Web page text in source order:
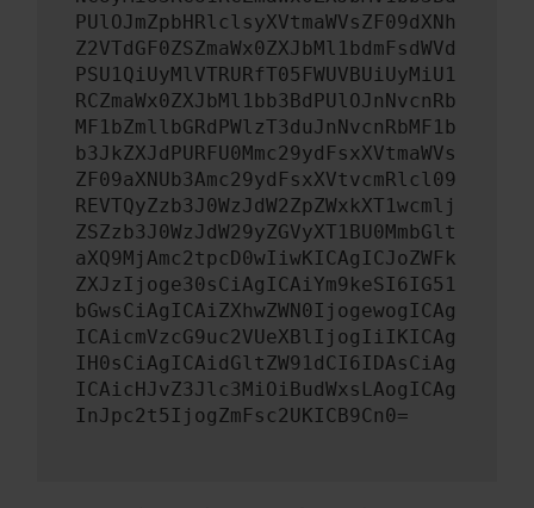
PUlOJmZpbHRlclsyXVtmaWVsZF09dXNh
Z2VTdGF0ZSZmaWx0ZXJbMl1bdmFsdWVd
PSU1QiUyMlVTRURfT05FWUVBUiUyMiU1
RCZmaWx0ZXJbMl1bb3BdPUlOJnNvcnRb
MF1bZmllbGRdPWlzT3duJnNvcnRbMF1b
b3JkZXJdPURFU0Mmc29ydFsxXVtmaWVs
ZF09aXNUb3Amc29ydFsxXVtvcmRlcl09
REVTQyZzb3J0WzJdW2ZpZWxkXT1wcmlj
ZSZzb3J0WzJdW29yZGVyXT1BU0MmbGlt
aXQ9MjAmc2tpcD0wIiwKICAgICJoZWFk
ZXJzIjoge30sCiAgICAiYm9keSI6IG51
bGwsCiAgICAiZXhwZWN0IjogewogICAg
ICAicmVzcG9uc2VUeXBlIjogIiIKICAg
IH0sCiAgICAidGltZW91dCI6IDAsCiAg
ICAicHJvZ3Jlc3MiOiBudWxsLAogICAg
InJpc2t5IjogZmFsc2UKICB9Cn0=